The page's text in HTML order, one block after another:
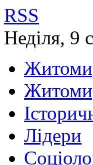
RSS
Неділя, 9
Лідери